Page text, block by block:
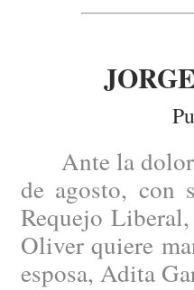
Ante la
de agosto, con
Requejo
Oliver quiere
esposa, Adita